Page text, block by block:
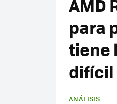
para
tiene
difícil
ANÁLISIS